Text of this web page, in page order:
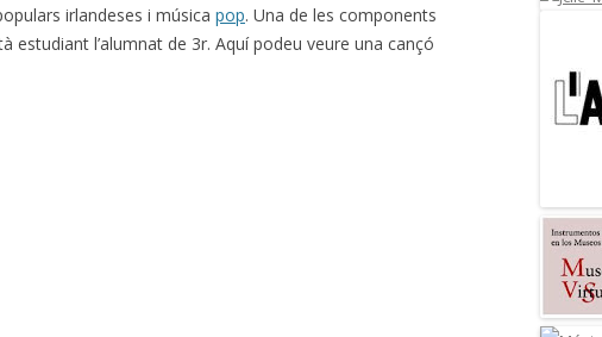
irlandeses i música pop. Una de les components
estudiant l’alumnat de 3r. Aquí podeu veure una cançó